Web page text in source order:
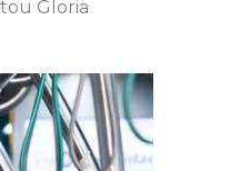
Gloria